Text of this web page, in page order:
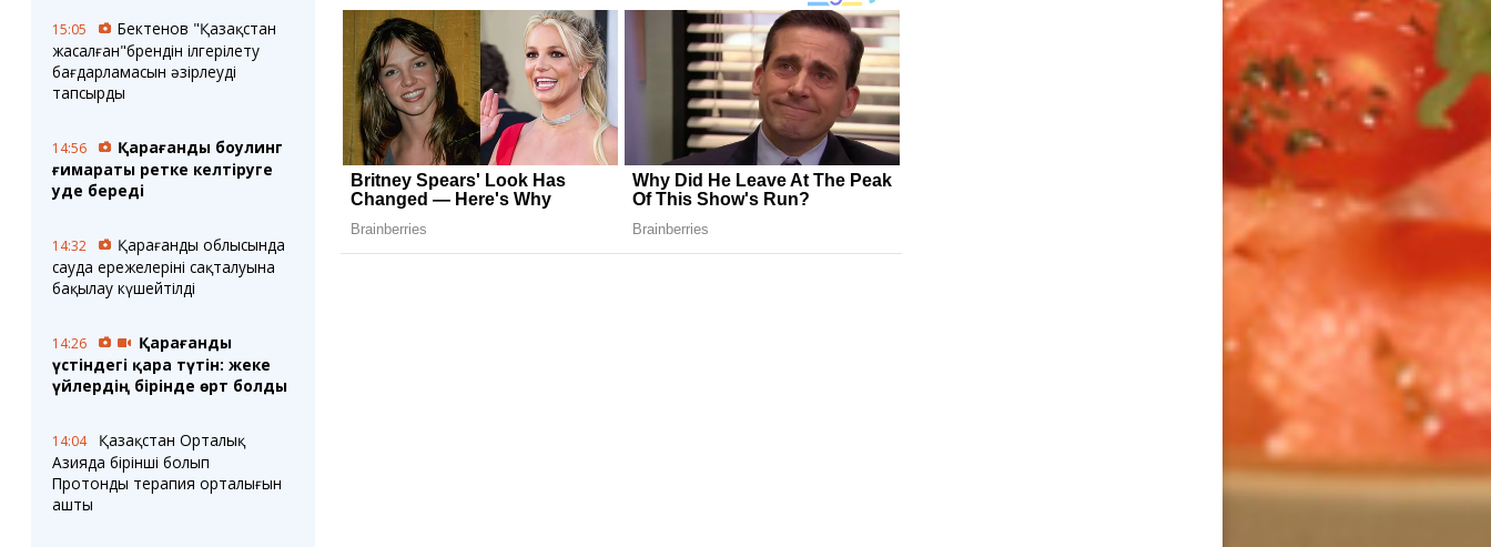
15:05
Бектенов "Қазақстан
жасалған"брендін ілгерілету
бағдарламасын әзірлеуді
тапсырды
14:56
Қарағанды боулинг
ғимараты ретке келтіруге
уәде береді
14:32
Қарағанды облысында
сауда ережелерінің сақталуына
бақылау күшейтілді
14:26
Қарағанды
үстіндегі қара түтін: жеке
үйлердің бірінде өрт болды
14:04
Қазақстан Орталық
Азияда бірінші болып
Протонды терапия орталығын
ашты